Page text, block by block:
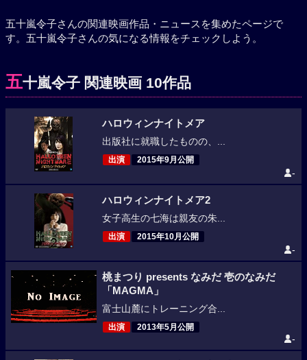
五十嵐令子さんの関連映画作品・ニュースを集めたページで
す。五十嵐令子さんの気になる情報をチェックしよう。
五十嵐令子 関連映画 10作品
ハロウィンナイトメア
出版社に就職したものの、...
出演 2015年9月公開
-
ハロウィンナイトメア2
女子高生の七海は親友の朱...
出演 2015年10月公開
-
桃まつり presents なみだ 壱のなみだ
「MAGMA」
富士山麓にトレーニング合...
出演 2013年5月公開
-